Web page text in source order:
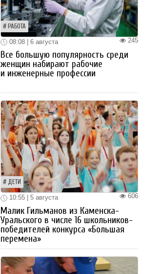
РАБОТА
245
08:08 | 6 августа
Все большую популярность среди
женщин набирают рабочие
и инженерные профессии
ДЕТИ
606
10:55 | 5 августа
Малик Гильманов из Каменска-
Уральского в числе 16 школьников-
победителей конкурса «Большая
перемена»